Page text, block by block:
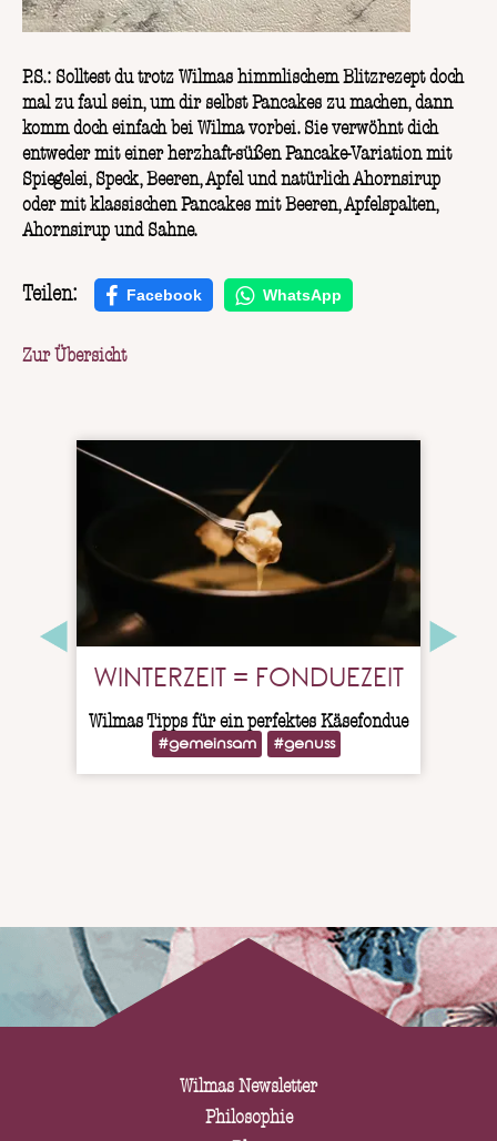
P.S.: Solltest du trotz Wilmas himmlischem Blitzrezept doch
mal zu faul sein, um dir selbst Pancakes zu machen, dann
komm doch einfach bei Wilma vorbei. Sie verwöhnt dich
entweder mit einer herzhaft-süßen Pancake-Variation mit
Spiegelei, Speck, Beeren, Apfel und natürlich Ahornsirup
oder mit klassischen Pancakes mit Beeren, Apfelspalten,
Ahornsirup und Sahne.
Teilen: Facebook WhatsApp
Zur Übersicht
WINTERZEIT = FONDUEZEIT
Wilmas Tipps für ein perfektes Käsefondue
#gemeinsam
#genuss
Wilmas Newsletter
Philosophie